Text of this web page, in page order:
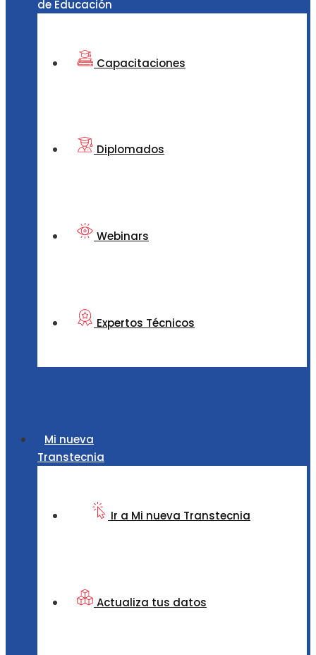
de Educación
Capacitaciones
Diplomados
Webinars
Expertos Técnicos
Mi nueva
Transtecnia
Ir a Mi nueva Transtecnia
Actualiza tus datos